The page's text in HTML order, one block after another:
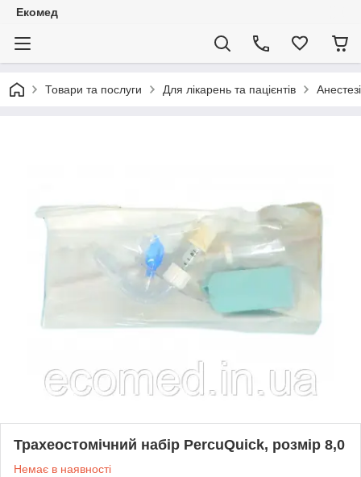
Екомед
Товари та послуги Для лікарень та пацієнтів
Трахеостомічний набір PercuQuick, розмір 8,0
Немає в наявності